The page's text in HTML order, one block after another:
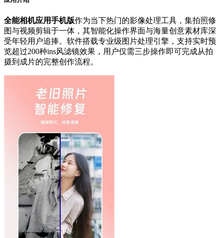
全能相机应用手机版作为当下热门的影像处理工具，集拍照修
图与视频剪辑于一体，其智能化操作界面与海量创意素材库深
受年轻用户追捧。软件搭载专业级图片处理引擎，支持实时预
览超过200种ins风滤镜效果，用户仅需三步操作即可完成从拍
摄到成片的完整创作流程。